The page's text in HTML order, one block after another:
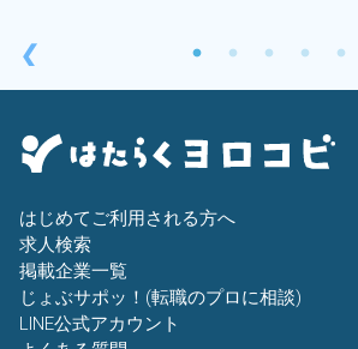
❮
はじめてご利用される方へ
求人検索
掲載企業一覧
じょぶサポッ！(転職のプロに相談)
LINE公式アカウント